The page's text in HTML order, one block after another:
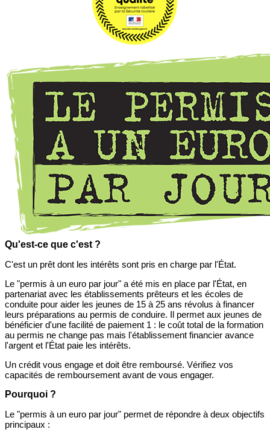
Qu'est-ce que c'est ?
C'est un prêt dont les intérêts sont pris en charge par l'État.
Le "permis à un euro par jour" a été mis en place par l'État, en
partenariat avec les établissements prêteurs et les écoles de
conduite pour aider les jeunes de 15 à 25 ans révolus à financer
leurs préparations au permis de conduire. Il permet aux jeunes de
bénéficier d'une facilité de paiement 1 : le coût total de la formation
au permis ne change pas mais l'établissement financier avance
l'argent et l'État paie les intérêts.
Un crédit vous engage et doit être remboursé. Vérifiez vos
capacités de remboursement avant de vous engager.
Pourquoi ?
Le "permis à un euro par jour" permet de répondre à deux objectifs
principaux :